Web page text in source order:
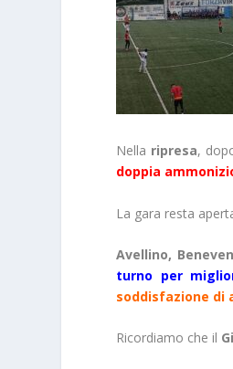
Nella ripresa,
doppia
La gara resta
Avellino,
turno per
soddisfazione di
Ricordiamo che il